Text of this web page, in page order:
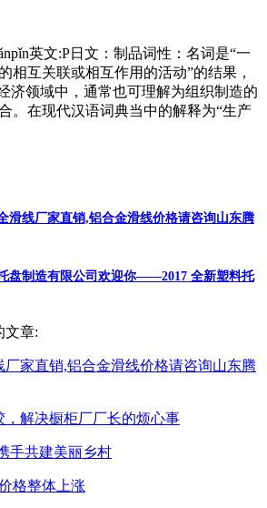
英文:P日文：制品词性：名词是“一
相互关联或相互作用的活动”的结果，
济领域中，通常也可理解为组织制造的
。在现代汉语词典当中的解释为“生产
滑线厂家直销,铝合金滑线价格请咨询山东腾
盘制造有限公司欢迎你——2017 全新塑料托
文章:
厂家直销,铝合金滑线价格请咨询山东腾
，解决橱柜厂厂长的烦心事
手共建美丽乡村
格整体上涨